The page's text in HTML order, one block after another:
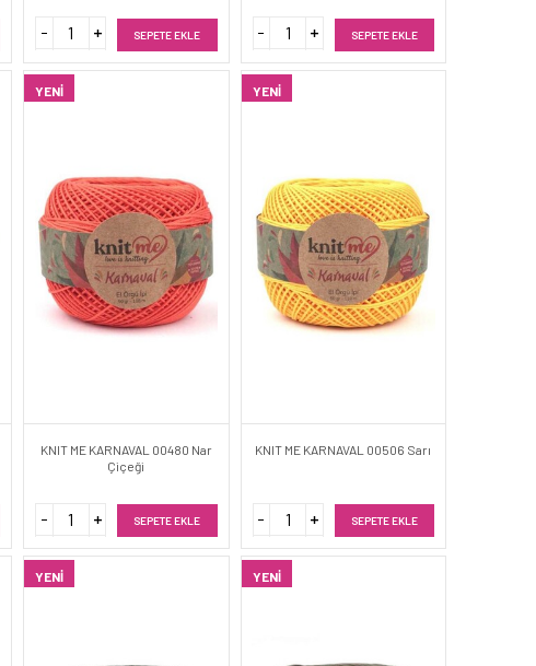
SEPETE EKLE SEPETE EKLE
YENI
KNIT ME KARNAVAL 00480 Nar
Çiçeği
SEPETE EKLE
YENI
KNIT ME KARNAVAL 00506 Sarı
SEPETE EKLE
YENI YENI